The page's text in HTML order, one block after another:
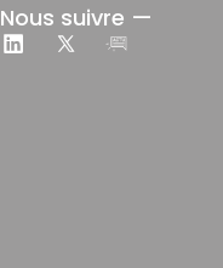
Nous suivre —